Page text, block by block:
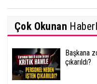
Çok Okunan
Başkana
çıkarıldı?